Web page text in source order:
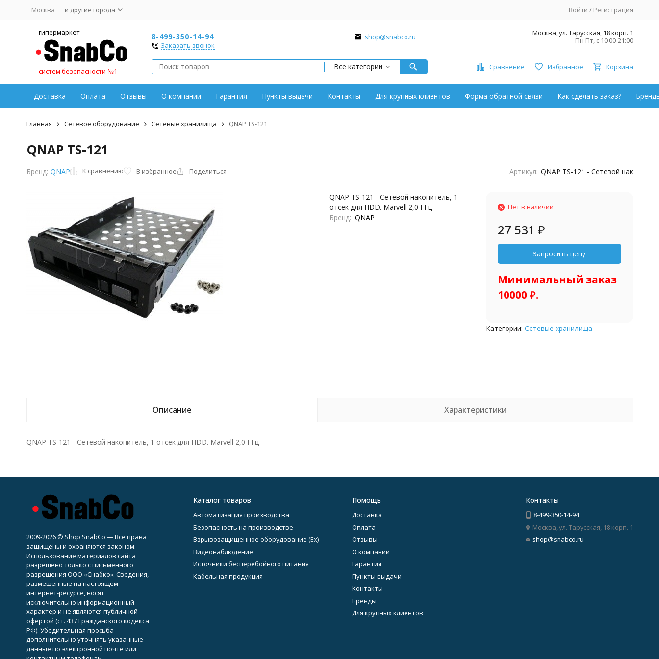
Москва и другие города Войти / Регистрация
гипермаркет
систем безопасности №1
8-499-350-14-94 shop@snabco.ru
Москва, ул. Тарусская, 18 корп. 1
Пн-Пт, с 10:00-21:00
Заказать звонок
Все категории Сравнение Избранное Корзина
Доставка Оплата Отзывы О компании Гарантия Пункты выдачи Контакты Для крупных клиентов Форма обратной связи Как сделать заказ?
Главная Сетевое оборудование Сетевые хранилища QNAP TS-121
QNAP TS-121
Бренд: QNAP К сравнению В избранное Поделиться Артикул: QNAP TS-121 - Сетевой нак
QNAP TS-121 - Сетевой накопитель, 1
отсек для HDD. Marvell 2,0 ГГц
Бренд QNAP
Нет в наличии
27 531 ₽
Минимальный заказ
10000 ₽.
Категории: Сетевые хранилища
Описание Характеристики
QNAP TS-121 - Сетевой накопитель, 1 отсек для HDD. Marvell 2,0 ГГц
2009-2026 © Shop SnabCo — Все права
защищены и охраняются законом.
Использование материалов сайта
разрешено только с письменного
разрешения ООО «Снабко». Сведения,
размещенные на настоящем
интернет-ресурсе, носят
исключительно информационный
характер и не являются публичной
офертой (ст. 437 Гражданского кодекса
РФ). Убедительная просьба
дополнительно уточнять указанные
данные по электронной почте или
Каталог товаров
Автоматизация производства
Безопасность на производстве
Взрывозащищенное оборудование (Ex)
Видеонаблюдение
Источники бесперебойного питания
Кабельная продукция
Помощь
Доставка
Оплата
Отзывы
О компании
Гарантия
Пункты выдачи
Контакты
Бренды
Для крупных клиентов
Контакты
8-499-350-14-94
Москва, ул. Тарусская, 18 корп. 1
shop@snabco.ru